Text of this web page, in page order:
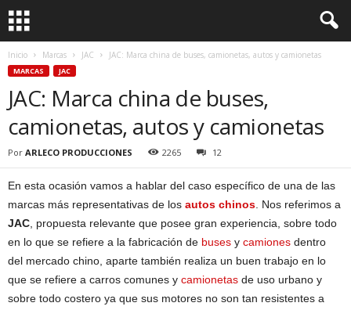
Inicio Marcas JAC JAC: Marca china de buses, camionetas, autos y camionetas
MARCAS JAC
JAC: Marca china de buses,
camionetas, autos y camionetas
Por ARLECO PRODUCCIONES 2265 12
En esta ocasión vamos a hablar del caso específico de una de las
marcas más representativas de los autos chinos . Nos referimos a
JAC , propuesta relevante que posee gran experiencia, sobre todo
en lo que se refiere a la fabricación de buses y camiones dentro
del mercado chino, aparte también realiza un buen trabajo en lo
que se refiere a carros comunes y camionetas de uso urbano y
sobre todo costero ya que sus motores no son tan resistentes a